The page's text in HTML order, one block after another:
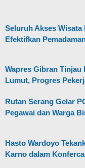
Seluruh Akses
Efektifkan
Wapres Gibran Tinjau
Lumut, Progres
Rutan Serang Gelar
Pegawai dan Warga
Hasto Wardoyo
Karno dalam